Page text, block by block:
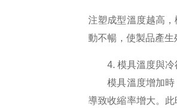
注塑成型溫度越高
動不暢，使製品產
4. 模具溫度與冷
模具溫度增加時，
導致收縮率增大。